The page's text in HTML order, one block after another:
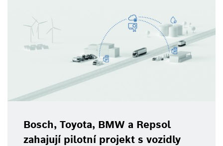
Bosch, Toyota, BMW a Repsol
zahajují pilotní projekt s vozidly